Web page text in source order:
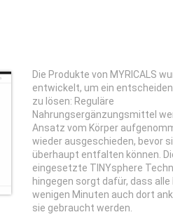
Die Produkte von MYRICALS
entwickelt, um ein
zu lösen: Reguläre
Nahrungsergänzungsmittel
Ansatz vom Körper
wieder ausgeschieden, bevor
überhaupt entfalten können.
eingesetzte TINYsphere
hingegen sorgt dafür, dass
wenigen Minuten auch dort
sie gebraucht werden.